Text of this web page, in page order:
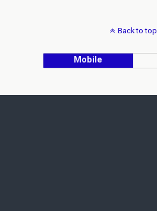
Back to top
Mobile